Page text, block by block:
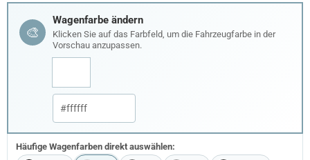
🎨
Wagenfarbe ändern
Klicken Sie auf das Farbfeld, um die Fahrzeugfarbe in der
Vorschau anzupassen.
Häufige Wagenfarben direkt auswählen: